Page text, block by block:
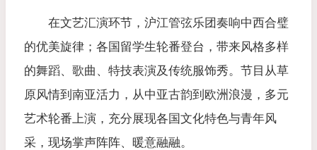
在文艺汇演环节，沪江管弦乐团奏响中西合璧
的优美旋律；各国留学生轮番登台，带来风格多样
的舞蹈、歌曲、特技表演及传统服饰秀。节目从草
原风情到南亚活力，从中亚古韵到欧洲浪漫，多元
艺术轮番上演，充分展现各国文化特色与青年风
采，现场掌声阵阵、暖意融融。